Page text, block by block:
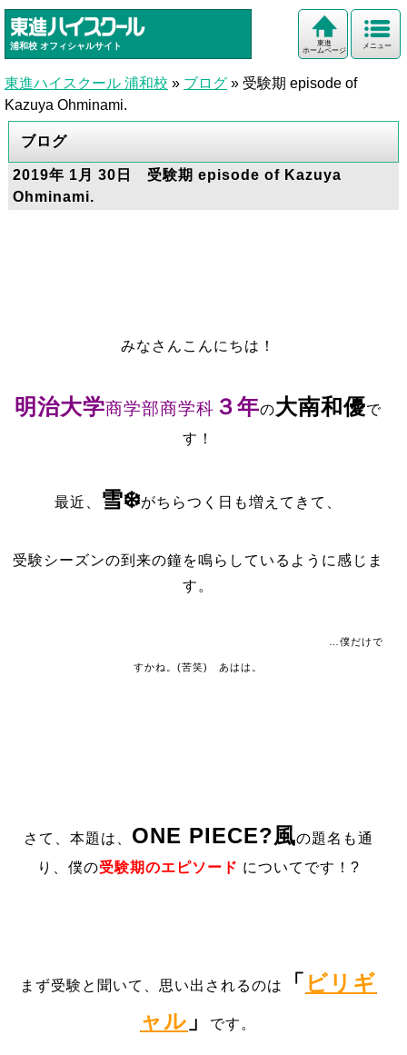
浦和校 オフィシャルサイト メニュー
東進
ホームページ
東進ハイスクール 浦和校 » ブログ » 受験期 episode of
Kazuya Ohminami.
ブログ
2019年 1月 30日 受験期 episode of Kazuya
Ohminami.
みなさんこんにちは！
明治大学商学部商学科 ３年の大南和優で
す！
最近、 雪❄️がちらつく日も増えてきて、
受験シーズンの到来の鐘を鳴らしているように感じま
す。
…僕だけで
すかね。(苦笑) あはは。
さて、本題は、 ONE PIECE?風の題名も通
り、僕の受験期のエピソード についてです！?
まず受験と聞いて、思い出されるのは 「 ビリギ
ャル 」 です。